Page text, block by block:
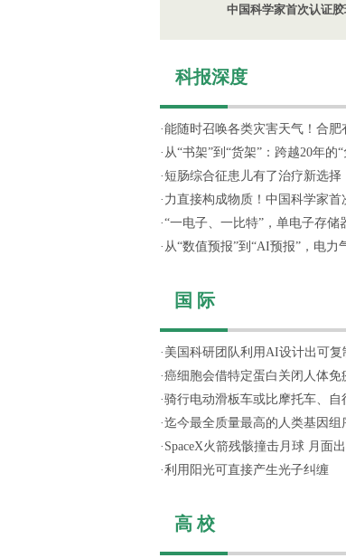
中国科学家首次认证
科报深度
·能随时召唤各类灾害天气！合肥
· 从“书架”到“货架”：跨越20年的
· 短肠综合征患儿有了治疗新选择
· 力直接构成物质！中国科学家首
·“一电子、一比特”，单电子存储
· 从“数值预报”到“AI预报”，电力
国 际
· 美国科研团队利用AI设计出可
·癌细胞会借特定蛋白关闭人体免
·骑行电动滑板车或比摩托车、自
·迄今最全质量最高的人类基因组
· SpaceX火箭残骸撞击月球 月面
·利用阳光可直接产生光子纠缠
高 校